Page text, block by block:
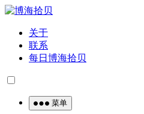
关于
联系
每日博海拾贝
菜单